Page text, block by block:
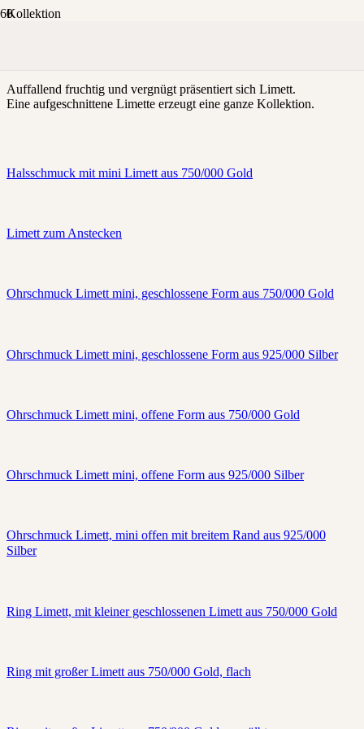
Kollektion
Auffallend fruchtig und vergnügt präsentiert sich Limett.
Eine aufgeschnittene Limette erzeugt eine ganze Kollektion.
Halsschmuck mit mini Limett aus 750/000 Gold
Limett zum Anstecken
Ohrschmuck Limett mini, geschlossene Form aus 750/000 Gold
Ohrschmuck Limett mini, geschlossene Form aus 925/000 Silber
Ohrschmuck Limett mini, offene Form aus 750/000 Gold
Ohrschmuck Limett mini, offene Form aus 925/000 Silber
Ohrschmuck Limett, mini offen mit breitem Rand aus 925/000
Silber
Ring Limett, mit kleiner geschlossenen Limett aus 750/000 Gold
Ring mit großer Limett aus 750/000 Gold, flach